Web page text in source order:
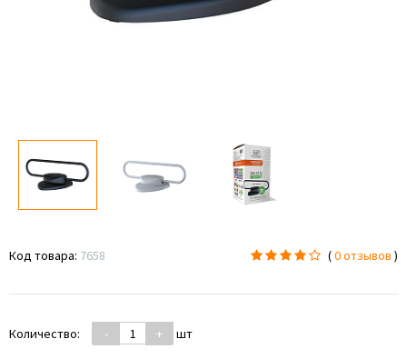
Код товара: 7658 (0 отзывов )
Количество: - + шт